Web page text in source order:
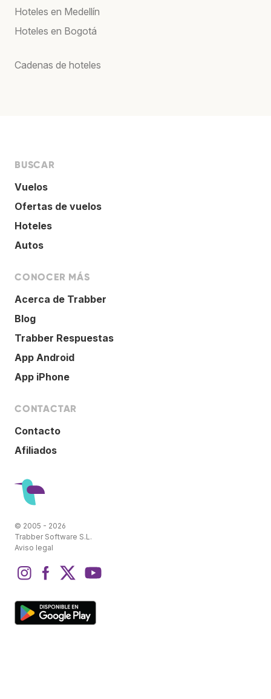
Hoteles en Medellín
Hoteles en Bogotá
Cadenas de hoteles
BUSCAR
Vuelos
Ofertas de vuelos
Hoteles
Autos
CONOCER MÁS
Acerca de Trabber
Blog
Trabber Respuestas
App Android
App iPhone
CONTACTAR
Contacto
Afiliados
© 2005 - 2026
Trabber Software S.L.
Aviso legal